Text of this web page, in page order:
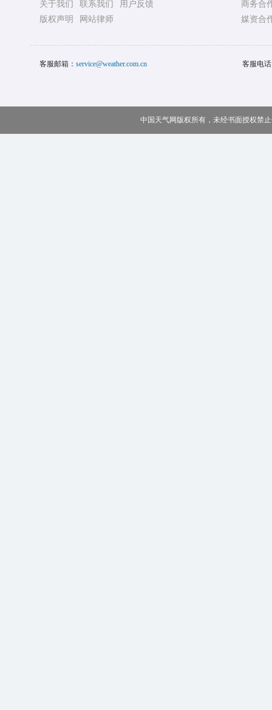
关于我们 联系我们
用户反馈
版权声明
网站律师
商务合
媒资合
客服邮箱： service@weather.com.cn 客服电
中国天气网版权所有，未经书面授权